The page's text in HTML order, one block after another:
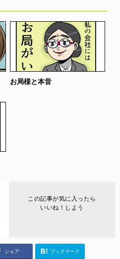
お局様と本音
この記事が気に入ったら
いいね！しよう
シェア ブックマーク